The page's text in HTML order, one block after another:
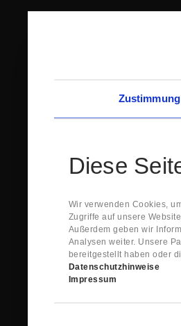
Zustimmung
Diese
Wir verwenden Cookies,
Zugriffe auf unsere
Außerdem geben wir
Analysen weiter. Unsere
bereitgestellt haben oder
Datenschutzhinweise
Impressum